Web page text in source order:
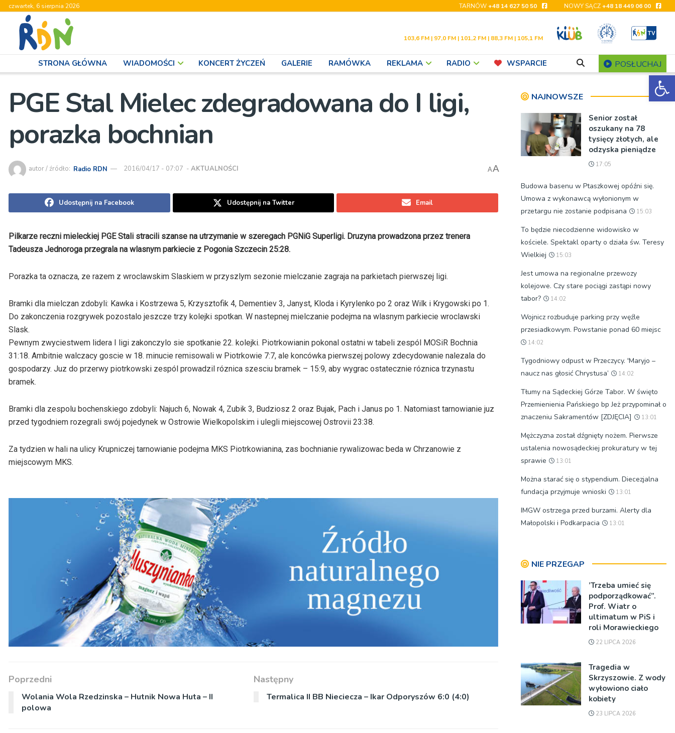
czwartek, 6 sierpnia 2026 TARNÓW+48 14 627 50 50 NOWY SĄCZ+48 18 449 06 00
103,6 FM | 97,0 FM | 101,2 FM | 88,3 FM | 105,1 FM
STRONA GŁÓWNA WIADOMOŚCI KONCERT ŻYCZEŃ GALERIE RAMÓWKA REKLAMA RADIO WSPARCIE POSŁUCHAJ
PGE Stal Mielec zdegradowana do I ligi,
porazka bochnian
autor / źródło: Radio RDN 2016/04/17 - 07:07 - AKTUALNOŚCI AA
Udostępnij na Facebook Udostępnij na Twitter Email
Pilkarze reczni mieleckiej PGE Stali stracili szanse na utrzymanie w szeregach PGNiG Superligi. Druzyna prowadzona przez trenera
Tadeusza Jednoroga przegrala na wlasnym parkiecie z Pogonia Szczecin 25:28.
Porazka ta oznacza, ze razem z wroclawskim Slaskiem w przyszlym sezonie mielczanie zagraja na parkietach pierwszej ligi.
Bramki dla mielczan zdobyli: Kawka i Kostrzewa 5, Krzysztofik 4, Dementiev 3, Janyst, Kloda i Kyrylenko po 2 oraz Wilk i Krygowski po 1.
Do zakonczenia rozgrywek pozostalo jeszcze trzy kolejki spotkan. W nastepnej mielczanie podejma na wlasnym parkiecie wroclawski
Slask.
Pewnym zwyciestwem lidera I ligi zakonczylo sie spotkanie 22. kolejki. Piotrkowianin pokonal ostatni w tabeli zespól MOSiR Bochnia
31:18. Ambitnie walczacy goscie w 18. minucie remisowali w Piotrkowie 7:7, ale koncówka pierwszej polowy zdecydowanie nalezala do
gospodarzy. Juz do przerwy piotrkowski zespól prowadzil róznica szesciu bramek – 15:9, aby wygrac ostatecznie róznica trzynastu
bramek.
Bramki dla zespolu bochenskiego zdobyli: Najuch 6, Nowak 4, Zubik 3, Budziosz 2 oraz Bujak, Pach i Janus po 1. Natomiast tarnowianie juz
przed tygodniem rozegrali swój pojedynek w Ostrowie Wielkopolskim i ulegli miejscowej Ostrovii 23:38.
Za tydzien w hali na ulicy Krupniczej tarnowianie podejma MKS Piotrkowianina, zas bochnianie rywalizowac beda w Chrzanowie z
miejscowym MKS.
Poprzedni
Wolania Wola Rzedzinska – Hutnik Nowa Huta – II
polowa
Następny
Termalica II BB Nieciecza – Ikar Odporyszów 6:0 (4:0)
NAJNOWSZE
Senior został
oszukany na 78
tysięcy złotych, ale
odzyska pieniądze
17:05
Budowa basenu w Ptaszkowej opóźni się.
Umowa z wykonawcą wyłonionym w
przetargu nie zostanie podpisana
15:03
To będzie niecodzienne widowisko w
kościele. Spektakl oparty o działa św. Teresy
Wielkiej
15:03
Jest umowa na regionalne przewozy
kolejowe. Czy stare pociągi zastąpi nowy
tabor?
14:02
Wojnicz rozbuduje parking przy węźle
przesiadkowym. Powstanie ponad 60 miejsc
14:02
Tygodniowy odpust w Przeczycy. 'Maryjo –
naucz nas głosić Chrystusa’
14:02
Tłumy na Sądeckiej Górze Tabor. W święto
Przemienienia Pańskiego bp Jeż przypominał o
znaczeniu Sakramentów [ZDJĘCIA]
13:01
Mężczyzna został dźgnięty nożem. Pierwsze
ustalenia nowosądeckiej prokuratury w tej
sprawie
13:01
Można starać się o stypendium. Diecezjalna
fundacja przyjmuje wnioski
13:01
IMGW ostrzega przed burzami. Alerty dla
Małopolski i Podkarpacia
13:01
NIE PRZEGAP
’Trzeba umieć się
podporządkować”.
Prof. Wiatr o
ultimatum w PiS i
roli Morawieckiego
22 LIPCA 2026
Tragedia w
Skrzyszowie. Z wody
wyłowiono ciało
kobiety
23 LIPCA 2026